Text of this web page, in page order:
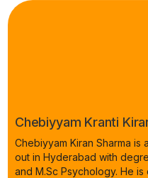
Chebiyyam Kranti
Chebiyyam Kiran Sharma
out in Hyderabad with
and M.Sc Psychology. He